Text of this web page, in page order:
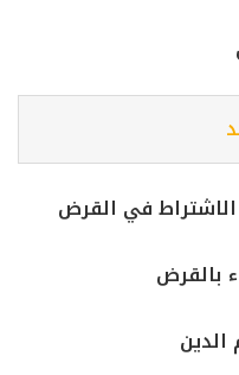
في القرض
بالقرض